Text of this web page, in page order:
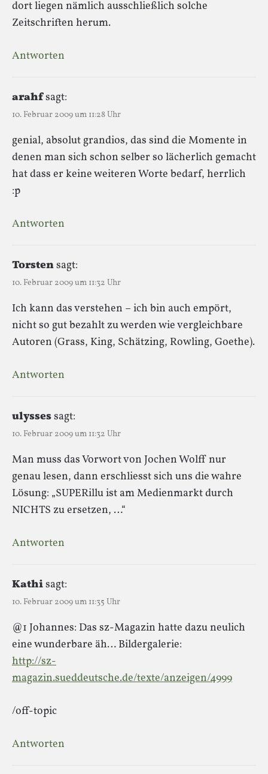
dort liegen nämlich ausschließlich solche
Zeitschriften herum.
Antworten
arahfsagt:
10. Februar 2009 um 11:28 Uhr
genial, absolut grandios, das sind die Momente in
denen man sich schon selber so lächerlich gemacht
hat dass er keine weiteren Worte bedarf, herrlich
:p
Antworten
Torstensagt:
10. Februar 2009 um 11:32 Uhr
Ich kann das verstehen – ich bin auch empört,
nicht so gut bezahlt zu werden wie vergleichbare
Autoren (Grass, King, Schätzing, Rowling, Goethe).
Antworten
ulyssessagt:
10. Februar 2009 um 11:32 Uhr
Man muss das Vorwort von Jochen Wolff nur
genau lesen, dann erschliesst sich uns die wahre
Lösung: „SUPERillu ist am Medienmarkt durch
NICHTS zu ersetzen, …“
Antworten
Kathisagt:
10. Februar 2009 um 11:35 Uhr
@1 Johannes: Das sz-Magazin hatte dazu neulich
eine wunderbare äh… Bildergalerie:
http://sz-
magazin.sueddeutsche.de/texte/anzeigen/4999
/off-topic
Antworten